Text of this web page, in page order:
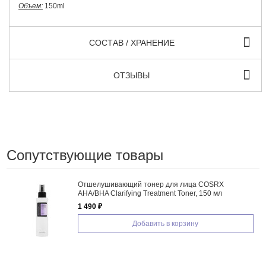
Объем: 150ml
СОСТАВ / ХРАНЕНИЕ
ОТЗЫВЫ
Сопутствующие товары
Отшелушивающий тонер для лица COSRX
AHA/BHA Clarifying Treatment Toner, 150 мл
1 490 ₽
Добавить в корзину